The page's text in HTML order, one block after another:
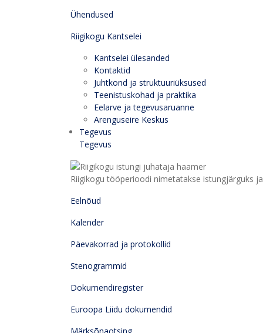
Ühendused
Riigikogu Kantselei
Kantselei ülesanded
Kontaktid
Juhtkond ja struktuuriüksused
Teenistuskohad ja praktika
Eelarve ja tegevusaruanne
Arenguseire Keskus
Tegevus
Tegevus
Riigikogu tööperioodi nimetatakse istungjärguks
Eelnõud
Kalender
Päevakorrad ja protokollid
Stenogrammid
Dokumendiregister
Euroopa Liidu dokumendid